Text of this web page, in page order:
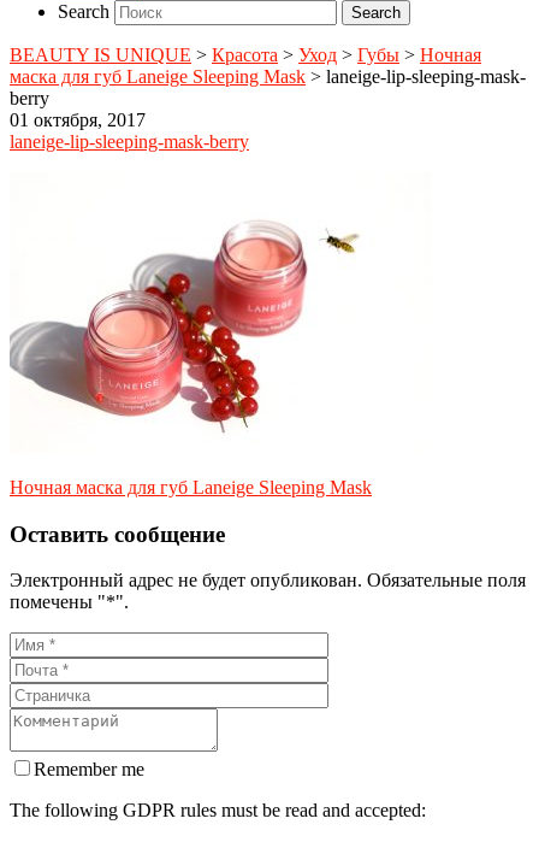
Search
BEAUTY IS UNIQUE > Красота > Уход > Губы > Ночная
маска для губ Laneige Sleeping Mask > laneige-lip-sleeping-mask-
berry
01 октября, 2017
laneige-lip-sleeping-mask-berry
Ночная маска для губ Laneige Sleeping Mask
Оставить сообщение
Электронный адрес не будет опубликован. Обязательные поля
помечены "*".
Remember me
The following GDPR rules must be read and accepted: